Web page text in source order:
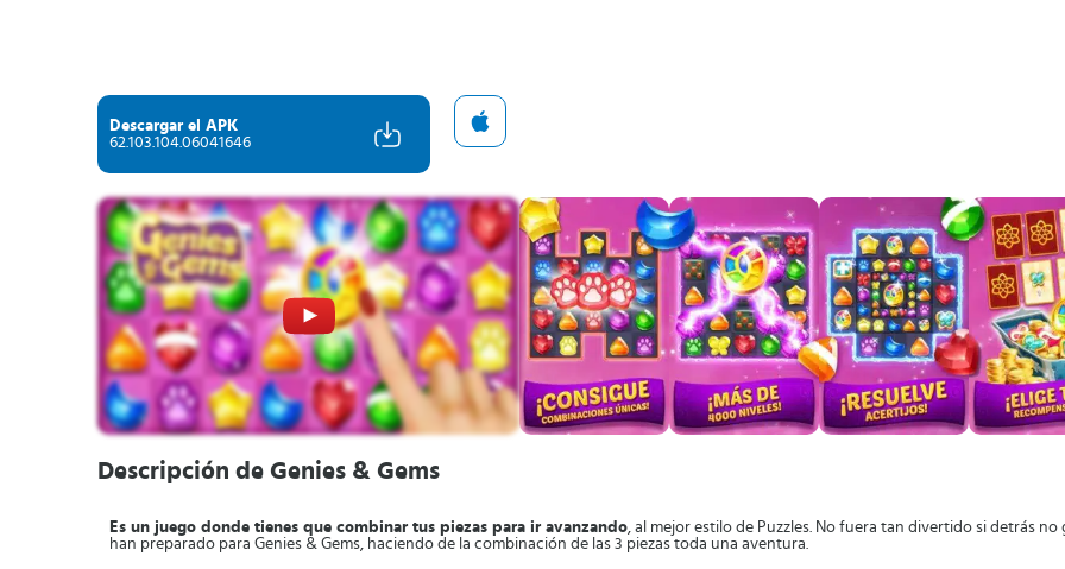
Descargar el APK
62.103.104.06041646
Descripción de Genies & Gems
Es un juego donde tienes que combinar tus piezas para ir avanzando, al mejor estilo de Puzzles. No fuera tan divertido si detrás
han preparado para Genies & Gems, haciendo de la combinación de las 3 piezas toda una aventura.